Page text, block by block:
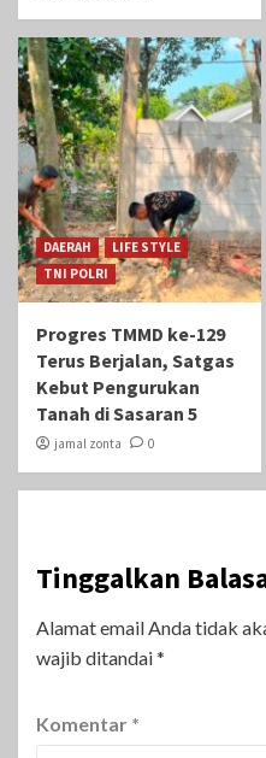
DAERAH
LIFE STYLE
TNI POLRI
Progres TMMD ke-129
Terus Berjalan, Satgas
Kebut Pengurukan
Tanah di Sasaran 5
jamal zonta 0
Tinggalkan
Alamat email Anda tidak
wajib ditandai*
Komentar *